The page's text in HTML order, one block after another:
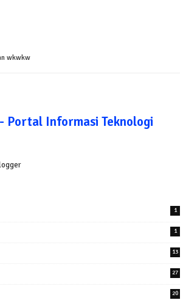
wkwkw
Portal Informasi Teknologi
1
1
13
27
20